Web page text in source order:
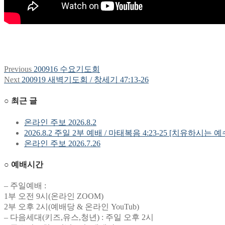
글
색
Previous Previous
post:
200916 수요기도회
Next Next
200919 새벽기도회 / 창세기 47:13-26
○ 최근 글
온라인 주보 2026.8.2
2026.8.2 주일 2부 예배 / 마태복음 4:23-25 [치유하시는 예
온라인 주보 2026.7.26
○ 예배시간
– 주일예배 :
1부 오전 9시(온라인 ZOOM)
2부 오후 2시(예배당 & 온라인 YouTub)
– 다음세대(키즈,유스,청년) : 주일 오후 2시